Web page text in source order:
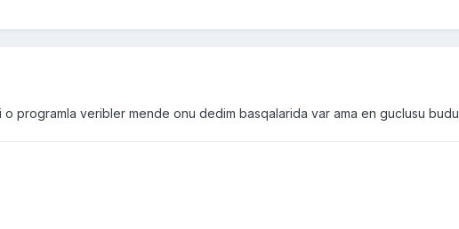
programla veribler mende onu dedim basqalarida var ama en guclusu budu